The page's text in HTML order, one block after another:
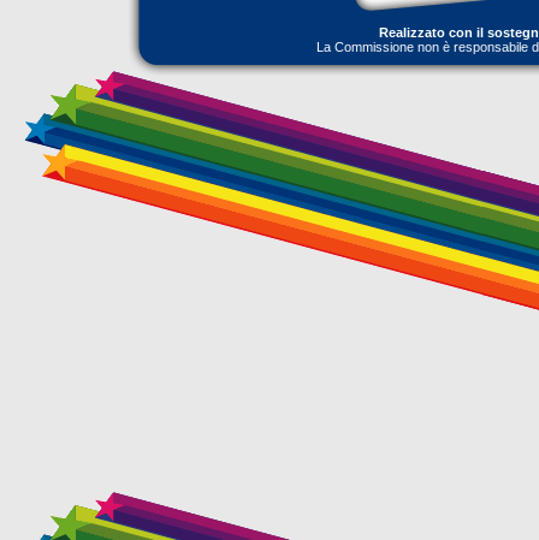
Realizzato con il
La Commissione non è responsabile